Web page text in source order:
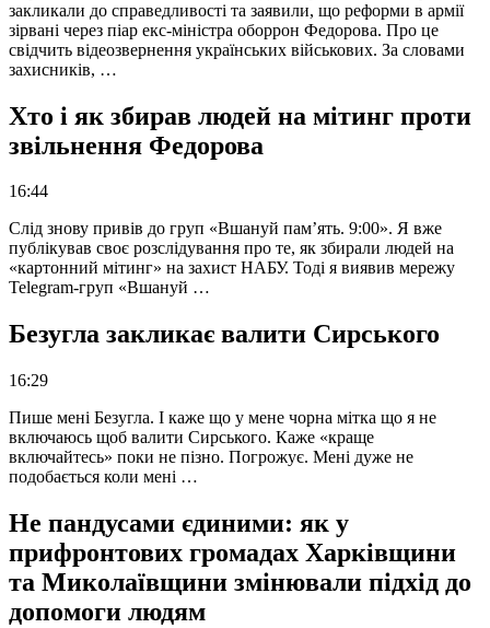
закликали до справедливості та заявили, що реформи в армії
зірвані через піар екс-міністра оборрон Федорова. Про це
свідчить відеозвернення українських військових. За словами
захисників, …
Хто і як збирав людей на мітинг проти
звільнення Федорова
16:44
Слід знову привів до груп «Вшануй пам’ять. 9:00». Я вже
публікував своє розслідування про те, як збирали людей на
«картонний мітинг» на захист НАБУ. Тоді я виявив мережу
Telegram-груп «Вшануй …
Безугла закликає валити Сирського
16:29
Пише мені Безугла. І каже що у мене чорна мітка що я не
включаюсь щоб валити Сирського. Каже «краще
включайтесь» поки не пізно. Погрожує. Мені дуже не
подобається коли мені …
Не пандусами єдиними: як у
прифронтових громадах Харківщини
та Миколаївщини змінювали підхід до
допомоги людям